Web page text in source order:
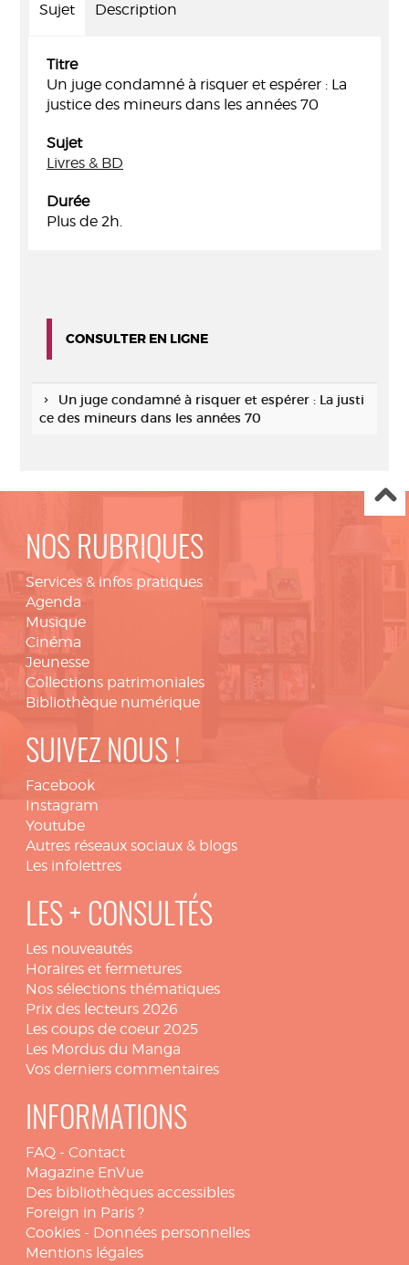
Sujet Description
Titre
Un juge condamné à risquer et espérer : La
justice des mineurs dans les années 70
Sujet
Livres & BD
Durée
Plus de 2h.
CONSULTER EN LIGNE
Un juge condamné à risquer et espérer : La justi
ce des mineurs dans les années 70
NOS RUBRIQUES
Services & infos pratiques
Agenda
Musique
Cinéma
Jeunesse
Collections patrimoniales
Bibliothèque numérique
SUIVEZ NOUS !
Facebook
Instagram
Youtube
Autres réseaux sociaux & blogs
Les infolettres
LES + CONSULTÉS
Les nouveautés
Horaires et fermetures
Nos sélections thématiques
Prix des lecteurs 2026
Les coups de coeur 2025
Les Mordus du Manga
Vos derniers commentaires
INFORMATIONS
FAQ - Contact
Magazine EnVue
Des bibliothèques accessibles
Foreign in Paris ?
Cookies - Données personnelles
Mentions légales